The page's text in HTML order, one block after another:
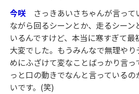
今咲 さっきあいさちゃんが言って
ながら回るシーンとか、走るシーン
いるんですけど、本当に寒すぎて最
大変でした。もうみんなで無理や
めにふざけて変なことばっかり言っ
っと口の動きでなんと言っている
いです。(笑)